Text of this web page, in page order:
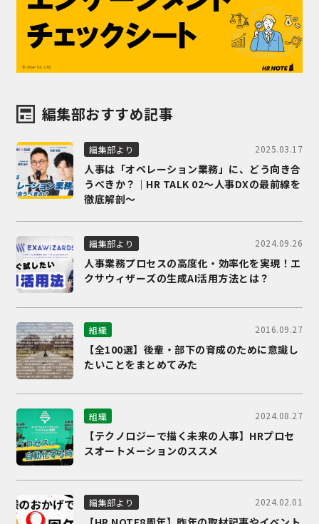
編集部おすすめ記事
編集部より 2025.03.17
人事は「オペレーション業務」に、どう向き合
うべきか？｜HR TALK 02～人事DXの最前線を
徹底解剖～
編集部より 2024.09.26
人事業務プロセスの高度化・効率化を実現！エ
クサウィザーズの生成AI活用方法とは？
組織 2016.09.27
【全100選】後輩・部下の育成のために意識し
たいことをまとめてみた
組織 2024.08.27
【テクノロジーで描く未来の人事】HRプロセ
スオートメーションのススメ
編集部より 2024.02.01